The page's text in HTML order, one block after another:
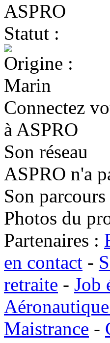
ASPRO
Statut :
Origine :
Marin
Connectez
à ASPRO
Son réseau
ASPRO n'a
Son
Photos du
Partenaires :
en contact -
retraite - Job
Maistrance -